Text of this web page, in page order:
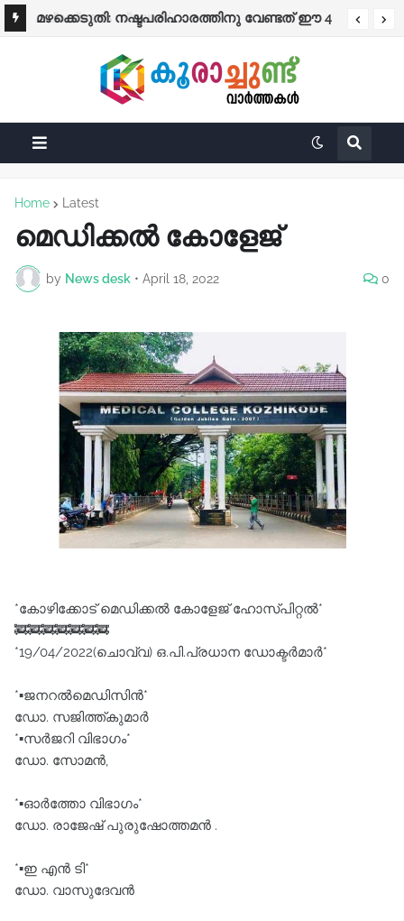
മഴക്കെടുതി: നഷ്ടപരിഹാരത്തിനു വേണ്ടത് ഈ 4
പ്രത്യേക ശ്രദ്ധക്ക്
Home Latest
മെഡിക്കൽ കോളേജ്
by News desk • April 18, 2022 0
*കോഴിക്കോട് മെഡിക്കൽ കോളേജ് ഹോസ്പിറ്റൽ*
🚒🚒🚒🚒🚒🚒🚒
*19/04/2022(ചൊവ്വ) ഒ.പി.പ്രധാന ഡോക്ടർമാര്‍*
*▪️ജനറൽമെഡിസിൻ*
ഡോ. സജിത്ത്കുമാർ
*▪️സർജറി വിഭാഗം*
ഡോ. സോമൻ,
*▪️ഓർത്തോ വിഭാഗം*
ഡോ. രാജേഷ് പുരുഷോത്തമൻ .
*▪️ഇ എൻ ടി*
ഡോ. വാസുദേവൻ